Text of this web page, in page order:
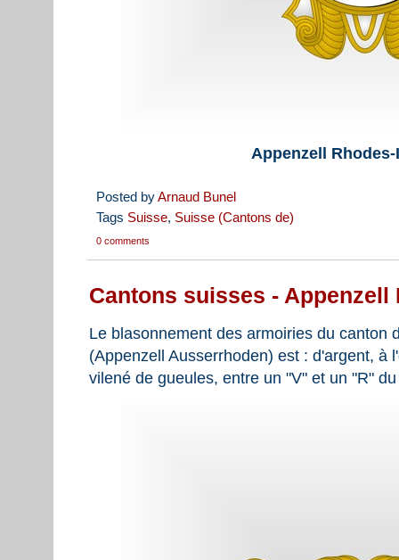
Appenzell
Posted byArnaud Bunel
Tags Suisse, Suisse (Cantons de)
0 comments
Cantons suisses - Appenzell
Le blasonnement des armoiries du canton
(Appenzell Ausserrhoden) est : d'argent, à
vilené de gueules, entre un "V" et un "R"